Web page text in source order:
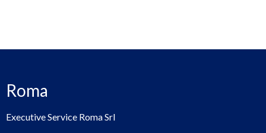
Roma
Executive Service Roma Srl